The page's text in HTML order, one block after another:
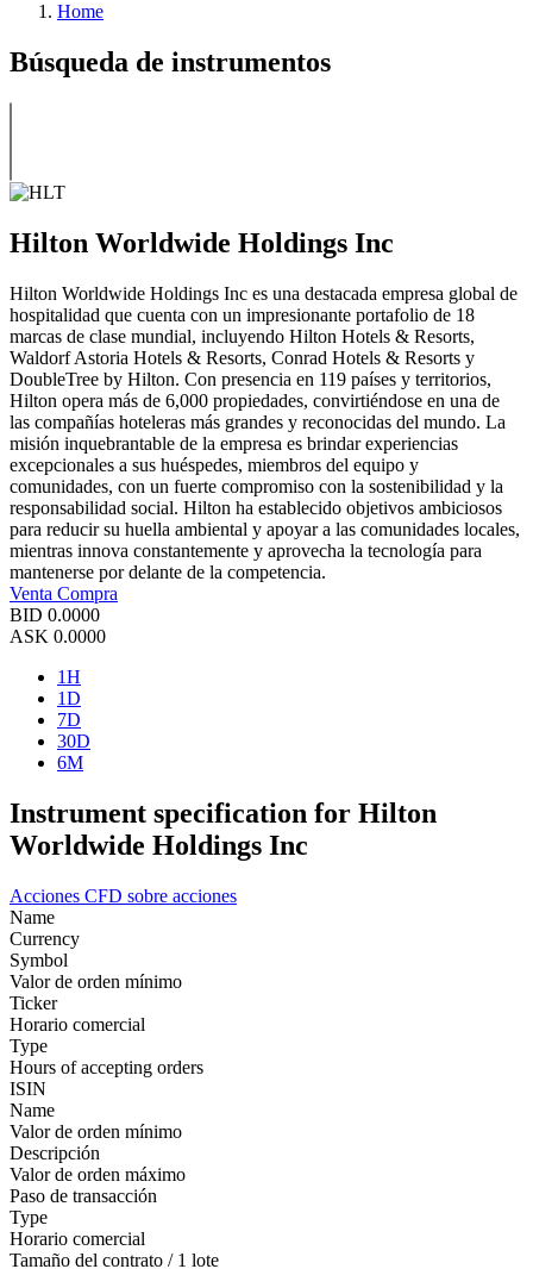
Home
Búsqueda de instrumentos
Hilton Worldwide Holdings Inc
Hilton Worldwide Holdings Inc es una destacada empresa global de
hospitalidad que cuenta con un impresionante portafolio de 18
marcas de clase mundial, incluyendo Hilton Hotels & Resorts,
Waldorf Astoria Hotels & Resorts, Conrad Hotels & Resorts y
DoubleTree by Hilton. Con presencia en 119 países y territorios,
Hilton opera más de 6,000 propiedades, convirtiéndose en una de
las compañías hoteleras más grandes y reconocidas del mundo. La
misión inquebrantable de la empresa es brindar experiencias
excepcionales a sus huéspedes, miembros del equipo y
comunidades, con un fuerte compromiso con la sostenibilidad y la
responsabilidad social. Hilton ha establecido objetivos ambiciosos
para reducir su huella ambiental y apoyar a las comunidades locales,
mientras innova constantemente y aprovecha la tecnología para
mantenerse por delante de la competencia.
Venta Compra
BID 0.0000
ASK 0.0000
1H
1D
7D
30D
6M
Instrument specification for Hilton
Worldwide Holdings Inc
Acciones CFD sobre acciones
Name
Currency
Symbol
Valor de orden mínimo
Ticker
Horario comercial
Type
Hours of accepting orders
ISIN
Name
Valor de orden mínimo
Descripción
Valor de orden máximo
Paso de transacción
Type
Horario comercial
Tamaño del contrato / 1 lote